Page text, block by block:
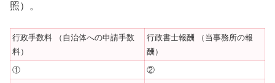
照）。
行政手数料 （自治体への申請手数
料）
行政書士報酬 （当事務所の報
酬）
①
②